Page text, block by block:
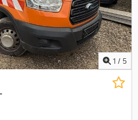
Alle Fahrzeuge unter
Schadstoffklasse: Euro2,
rot, Federung: Blatt,
(Börse): Motorbremse Aufbautyp:
Gut, Tüv 2026, HSN/TSN: Irrtümer
1 / 5